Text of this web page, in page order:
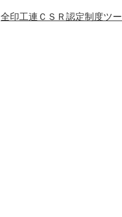
全印工連ＣＳＲ認定制度ツ